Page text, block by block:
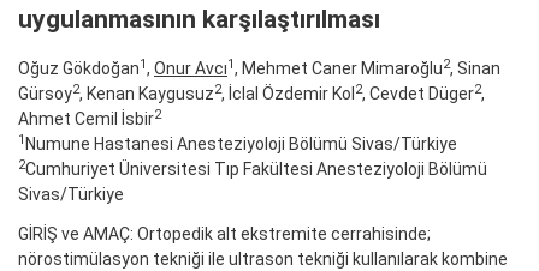
uygulanmasının karşılaştırılması
Oğuz Gökdoğan1, Onur Avcı1, Mehmet Caner Mimaroğlu2, Sinan
Gürsoy2, Kenan Kaygusuz2, İclal Özdemir Kol 2, Cevdet Düger2,
Ahmet Cemil İsbir2
1 Numune Hastanesi Anesteziyoloji Bölümü Sivas/Türkiye
2Cumhuriyet Üniversitesi Tıp Fakültesi Anesteziyoloji Bölümü
Sivas/Türkiye
GİRİŞ ve AMAÇ: Ortopedik alt ekstremite cerrahisinde;
nörostimülasyon tekniği ile ultrason tekniği kullanılarak kombine